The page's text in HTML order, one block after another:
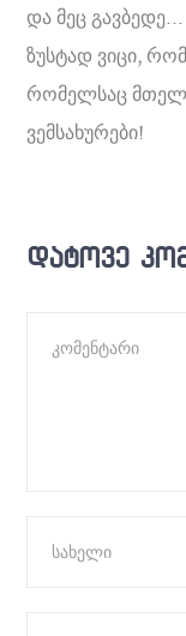
და მეც
ზუსტად ვიცი,
რომელსაც
ვემსახურები!
დატოვე